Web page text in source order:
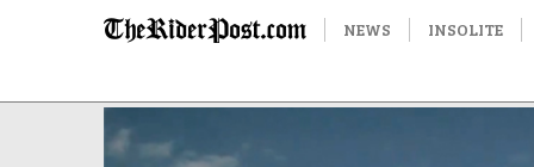
NEWS INSOLITE